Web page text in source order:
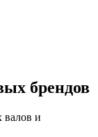
брендов
валов и